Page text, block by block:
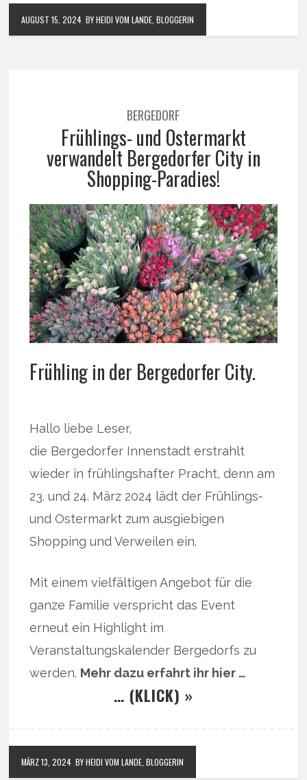
AUGUST 15, 2024 BY HEIDI VOM LANDE, BLOGGERIN
BERGEDORF
Frühlings- und Ostermarkt
verwandelt Bergedorfer City in
Shopping-Paradies!
Frühling in der Bergedorfer City.
Hallo liebe Leser,
die Bergedorfer Innenstadt erstrahlt
wieder in frühlingshafter Pracht, denn am
23. und 24. März 2024 lädt der Frühlings-
und Ostermarkt zum ausgiebigen
Shopping und Verweilen ein.
Mit einem vielfältigen Angebot für die
ganze Familie verspricht das Event
erneut ein Highlight im
Veranstaltungskalender Bergedorfs zu
werden. Mehr dazu erfahrt ihr hier …
… (KLICK) »
MÄRZ 13, 2024 BY HEIDI VOM LANDE, BLOGGERIN